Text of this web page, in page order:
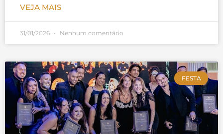
VEJA MAIS
31/01/2026 Nenhum comentário
FESTA